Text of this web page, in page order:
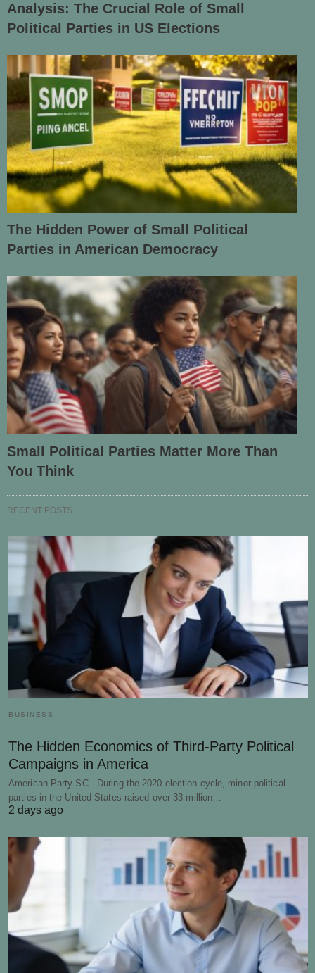
Analysis: The Crucial Role of Small
Political Parties in US Elections
The Hidden Power of Small Political
Parties in American Democracy
Small Political Parties Matter More Than
You Think
RECENT POSTS
BUSINESS
The Hidden Economics of Third-Party Political
Campaigns in America
American Party SC - During the 2020 election cycle, minor political
parties in the United States raised over 33 million…
2 days ago